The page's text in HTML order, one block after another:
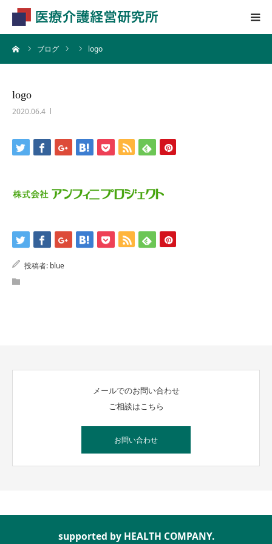
ブログ logo
logo
2020.06.4
投稿者: blue
メールでのお問い合わせ
ご相談はこちら
お問い合わせ
supported by HEALTH COMPANY.
HOME